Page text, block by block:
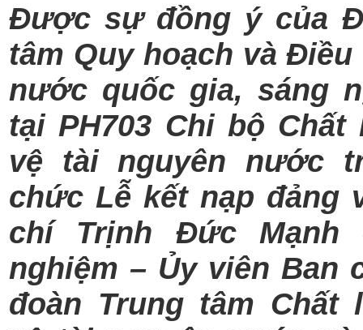
Được sự đồng ý của
tâm Quy hoạch và
nước quốc gia, sáng
tại PH703 Chi bộ
vệ tài nguyên nước
chức Lễ kết nạp đảng
chí Trịnh Đức Mạnh
nghiệm – Ủy viên Ban
đoàn Trung tâm Chất